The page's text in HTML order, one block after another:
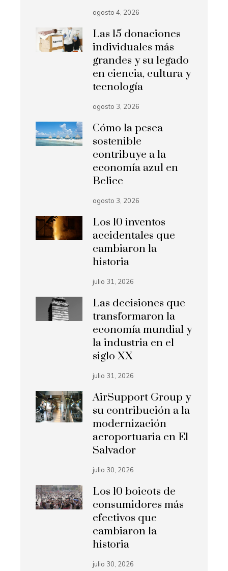
agosto 4, 2026
Las 15 donaciones
individuales más
grandes y su legado
en ciencia, cultura y
tecnología
agosto 3, 2026
Cómo la pesca
sostenible
contribuye a la
economía azul en
Belice
agosto 3, 2026
Los 10 inventos
accidentales que
cambiaron la
historia
julio 31, 2026
Las decisiones que
transformaron la
economía mundial y
la industria en el
siglo XX
julio 31, 2026
AirSupport Group y
su contribución a la
modernización
aeroportuaria en El
Salvador
julio 30, 2026
Los 10 boicots de
consumidores más
efectivos que
cambiaron la
historia
julio 30, 2026